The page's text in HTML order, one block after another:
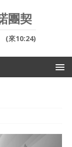
團契
(來10:24)